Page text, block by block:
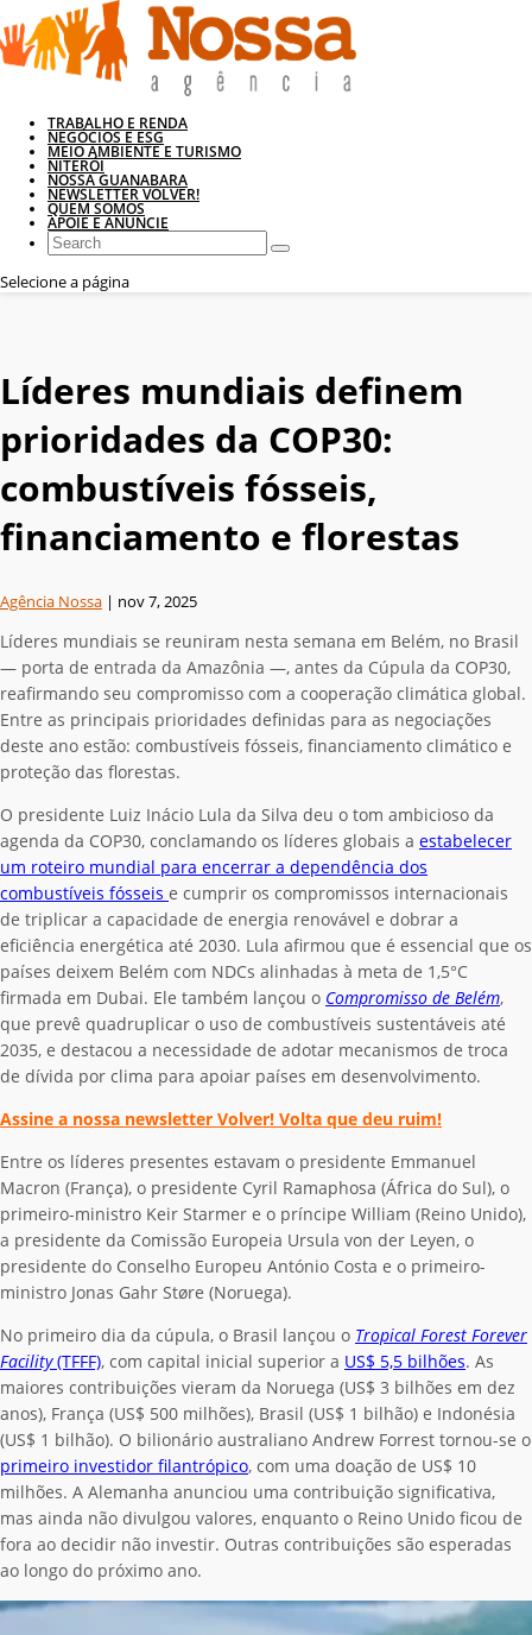
TRABALHO E RENDA
NEGÓCIOS E ESG
MEIO AMBIENTE E TURISMO
NITERÓI
NOSSA GUANABARA
NEWSLETTER VOLVER!
QUEM SOMOS
APOIE E ANUNCIE
Selecione a página
Líderes mundiais definem
prioridades da COP30:
combustíveis fósseis,
financiamento e florestas
Agência Nossa | nov 7, 2025
Líderes mundiais se reuniram nesta semana em Belém, no Brasil
— porta de entrada da Amazônia —, antes da Cúpula da COP30,
reafirmando seu compromisso com a cooperação climática global.
Entre as principais prioridades definidas para as negociações
deste ano estão: combustíveis fósseis, financiamento climático e
proteção das florestas.
O presidente Luiz Inácio Lula da Silva deu o tom ambicioso da
agenda da COP30, conclamando os líderes globais a estabelecer
um roteiro mundial para encerrar a dependência dos
combustíveis fósseis e cumprir os compromissos internacionais
de triplicar a capacidade de energia renovável e dobrar a
eficiência energética até 2030. Lula afirmou que é essencial que os
países deixem Belém com NDCs alinhadas à meta de 1,5°C
firmada em Dubai. Ele também lançou o Compromisso de Belém,
que prevê quadruplicar o uso de combustíveis sustentáveis até
2035, e destacou a necessidade de adotar mecanismos de troca
de dívida por clima para apoiar países em desenvolvimento.
Assine a nossa newsletter Volver! Volta que deu ruim!
Entre os líderes presentes estavam o presidente Emmanuel
Macron (França), o presidente Cyril Ramaphosa (África do Sul), o
primeiro-ministro Keir Starmer e o príncipe William (Reino Unido),
a presidente da Comissão Europeia Ursula von der Leyen, o
presidente do Conselho Europeu António Costa e o primeiro-
ministro Jonas Gahr Støre (Noruega).
No primeiro dia da cúpula, o Brasil lançou o Tropical Forest Forever
Facility(TFFF), com capital inicial superior a US$ 5,5 bilhões. As
maiores contribuições vieram da Noruega (US$ 3 bilhões em dez
anos), França (US$ 500 milhões), Brasil (US$ 1 bilhão) e Indonésia
(US$ 1 bilhão). O bilionário australiano Andrew Forrest tornou-se o
primeiro investidor filantrópico, com uma doação de US$ 10
milhões. A Alemanha anunciou uma contribuição significativa,
mas ainda não divulgou valores, enquanto o Reino Unido ficou de
fora ao decidir não investir. Outras contribuições são esperadas
ao longo do próximo ano.